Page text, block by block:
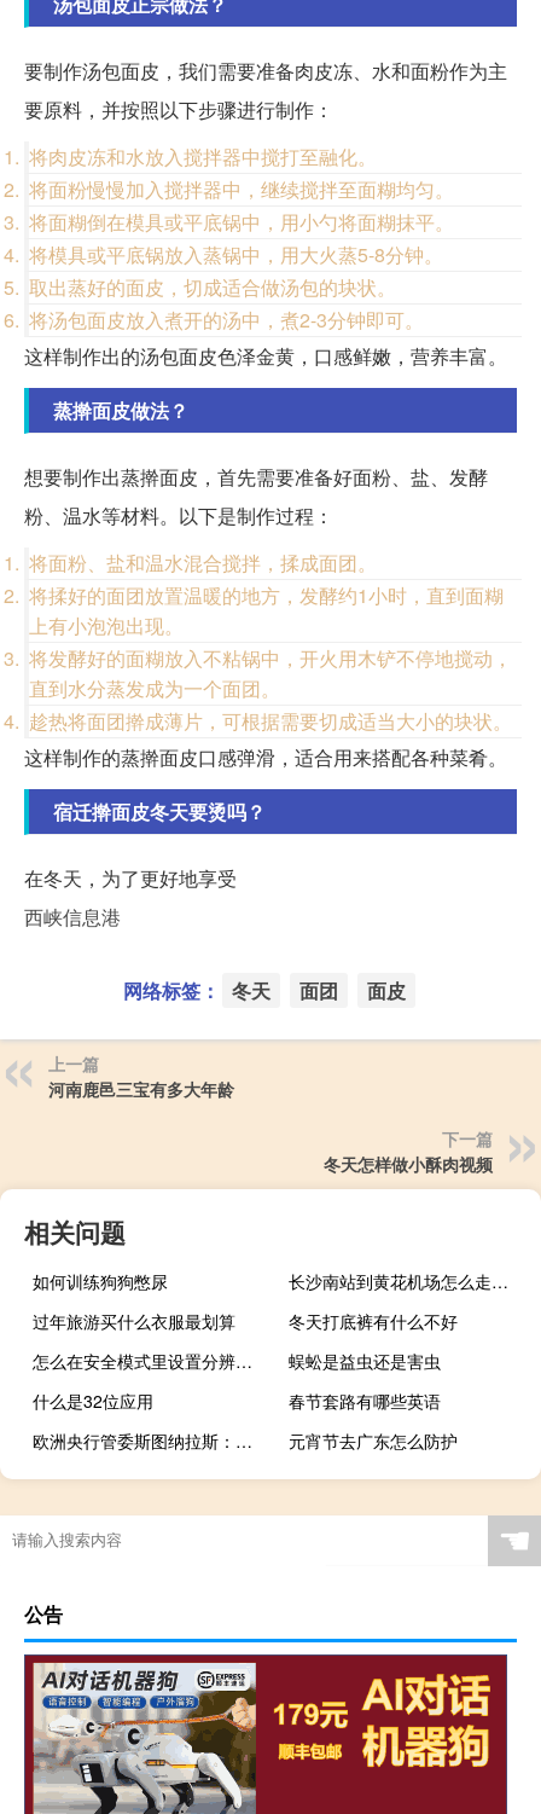
要制作汤包面皮，我们需要准备肉皮冻、水和面粉作为主
要原料，并按照以下步骤进行制作：
将肉皮冻和水放入搅拌器中搅打至融化。
将面粉慢慢加入搅拌器中，继续搅拌至面糊均匀。
将面糊倒在模具或平底锅中，用小勺将面糊抹平。
将模具或平底锅放入蒸锅中，用大火蒸5-8分钟。
取出蒸好的面皮，切成适合做汤包的块状。
将汤包面皮放入煮开的汤中，煮2-3分钟即可。
这样制作出的汤包面皮色泽金黄，口感鲜嫩，营养丰富。
蒸擀面皮做法？
想要制作出蒸擀面皮，首先需要准备好面粉、盐、发酵
粉、温水等材料。以下是制作过程：
将面粉、盐和温水混合搅拌，揉成面团。
将揉好的面团放置温暖的地方，发酵约1小时，直到面糊
上有小泡泡出现。
将发酵好的面糊放入不粘锅中，开火用木铲不停地搅动，
直到水分蒸发成为一个面团。
趁热将面团擀成薄片，可根据需要切成适当大小的块状。
这样制作的蒸擀面皮口感弹滑，适合用来搭配各种菜肴。
宿迁擀面皮冬天要烫吗？
在冬天，为了更好地享受
西峡信息港
网络标签： 冬天 面团 面皮
上一篇
河南鹿邑三宝有多大年龄
下一篇
冬天怎样做小酥肉视频
相关问题
如何训练狗狗憋尿
长沙南站到黄花机场怎么走（长沙南站到黄花机场）
过年旅游买什么衣服最划算
冬天打底裤有什么不好
怎么在安全模式里设置分辨率（如何进入安全模式修改分辨率）
蜈蚣是益虫还是害虫
什么是32位应用
春节套路有哪些英语
欧洲央行管委斯图纳拉斯：希腊在2024年实现3%的经济增长目标是可行的
元宵节去广东怎么防护
☚
公告